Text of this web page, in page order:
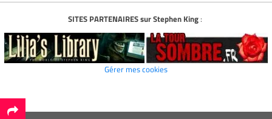
SITES PARTENAIRES sur Stephen King:
Gérer mes cookies